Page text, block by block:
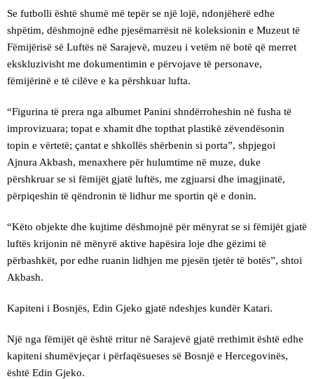
Se futbolli është shumë më tepër se një lojë, ndonjëherë edhe
shpëtim, dëshmojnë edhe pjesëmarrësit në koleksionin e Muzeut të
Fëmijërisë së Luftës në Sarajevë, muzeu i vetëm në botë që merret
ekskluzivisht me dokumentimin e përvojave të personave,
fëmijërinë e të cilëve e ka përshkuar lufta.
“Figurina të prera nga albumet Panini shndërroheshin në fusha të
improvizuara; topat e xhamit dhe topthat plastikë zëvendësonin
topin e vërtetë; çantat e shkollës shërbenin si porta”, shpjegoi
Ajnura Akbash, menaxhere për hulumtime në muze, duke
përshkruar se si fëmijët gjatë luftës, me zgjuarsi dhe imagjinatë,
përpiqeshin të qëndronin të lidhur me sportin që e donin.
“Këto objekte dhe kujtime dëshmojnë për mënyrat se si fëmijët gjatë
luftës krijonin në mënyrë aktive hapësira loje dhe gëzimi të
përbashkët, por edhe ruanin lidhjen me pjesën tjetër të botës”, shtoi
Akbash.
Kapiteni i Bosnjës, Edin Gjeko gjatë ndeshjes kundër Katari.
Një nga fëmijët që është rritur në Sarajevë gjatë rrethimit është edhe
kapiteni shumëvjeçar i përfaqësueses së Bosnjë e Hercegovinës,
është Edin Gjeko.